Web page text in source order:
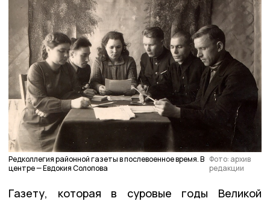
Редколлегия районной газеты в послевоенное время. В
центре — Евдокия Солопова
Фото: архив
редакции
Газету, которая в суровые годы Великой